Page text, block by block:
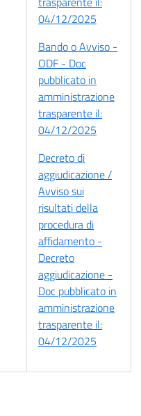
04/12/2025
Bando o Avviso -
ODF - Doc
pubblicato in
amministrazione
trasparente il:
04/12/2025
Decreto di
aggiudicazione /
Avviso sui
risultati della
procedura di
affidamento -
Decreto
aggiudicazione -
Doc pubblicato in
amministrazione
trasparente il:
04/12/2025